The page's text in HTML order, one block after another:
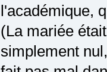
l'académique,
(La mariée
simplement